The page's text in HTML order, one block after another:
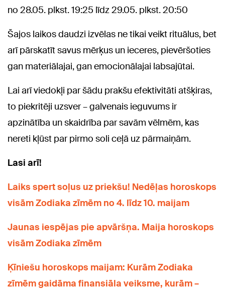
no 28.05. plkst. 19:25 līdz 29.05. plkst. 20:50
Šajos laikos daudzi izvēlas ne tikai veikt rituālus, bet
arī pārskatīt savus mērķus un ieceres, pievēršoties
gan materiālajai, gan emocionālajai labsajūtai.
Lai arī viedokļi par šādu prakšu efektivitāti atšķiras,
to piekritēji uzsver – galvenais ieguvums ir
apzinātība un skaidrība par savām vēlmēm, kas
nereti kļūst par pirmo soli ceļā uz pārmaiņām.
Lasi arī!
Laiks spert soļus uz priekšu! Nedēļas horoskops
visām Zodiaka zīmēm no 4. līdz 10. maijam
Jaunas iespējas pie apvāršņa. Maija horoskops
visām Zodiaka zīmēm
Ķīniešu horoskops maijam: Kurām Zodiaka
zīmēm gaidāma finansiāla veiksme, kurām –